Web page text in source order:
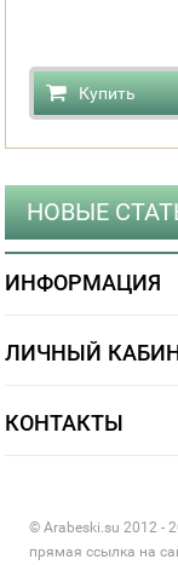
Купить
НОВЫЕ
ИНФОРМАЦИЯ
ЛИЧНЫЙ
КОНТАКТЫ
© Arabeski.su 2012 -
прямая ссылка на